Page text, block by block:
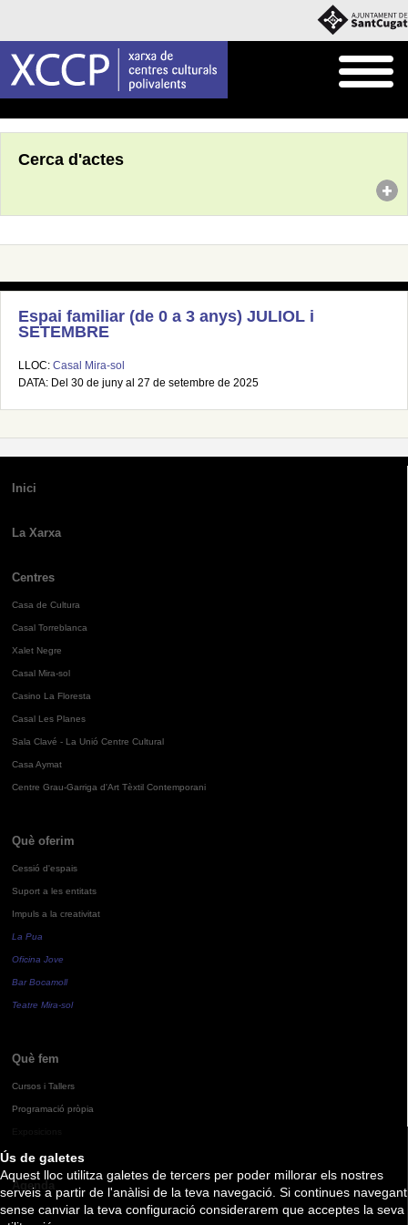
Ús de galetes
Aquest lloc utilitza galetes de tercers per poder millorar els nostres
serveis a partir de l'anàlisi de la teva navegació. Si continues navegant
sense canviar la teva configuració considerarem que acceptes la seva
Cerca d'actes
Espai familiar (de 0 a 3 anys) JULIOL i
SETEMBRE
LLOC: Casal Mira-sol
DATA: Del 30 de juny al 27 de setembre de 2025
Inici
La Xarxa
Centres
Casa de Cultura
Casal Torreblanca
Xalet Negre
Casal Mira-sol
Casino La Floresta
Casal Les Planes
Sala Clavé - La Unió Centre Cultural
Casa Aymat
Centre Grau-Garriga d'Art Tèxtil Contemporani
Què oferim
Cessió d'espais
Suport a les entitats
Impuls a la creativitat
La Pua
Oficina Jove
Bar Bocamoll
Teatre Mira-sol
Què fem
Cursos i Tallers
Programació pròpia
Agenda